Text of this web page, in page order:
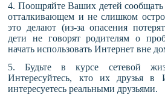
4. Поощряйте Ваших детей
отталкивающем и не слишком остро
это делают (из-за опасения
дети не говорят родителям о
начать использовать Интернет вне
5. Будьте в курсе сетевой
Интересуйтесь, кто их друзья в
интересуетесь реальными друзьями.